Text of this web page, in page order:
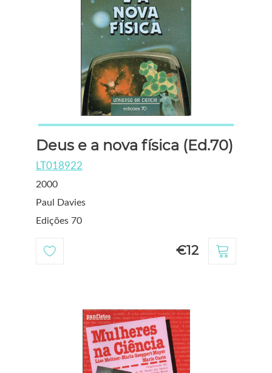
Deus e a nova física (Ed.70)
LT018922
2000
Paul Davies
Edições 70
€12